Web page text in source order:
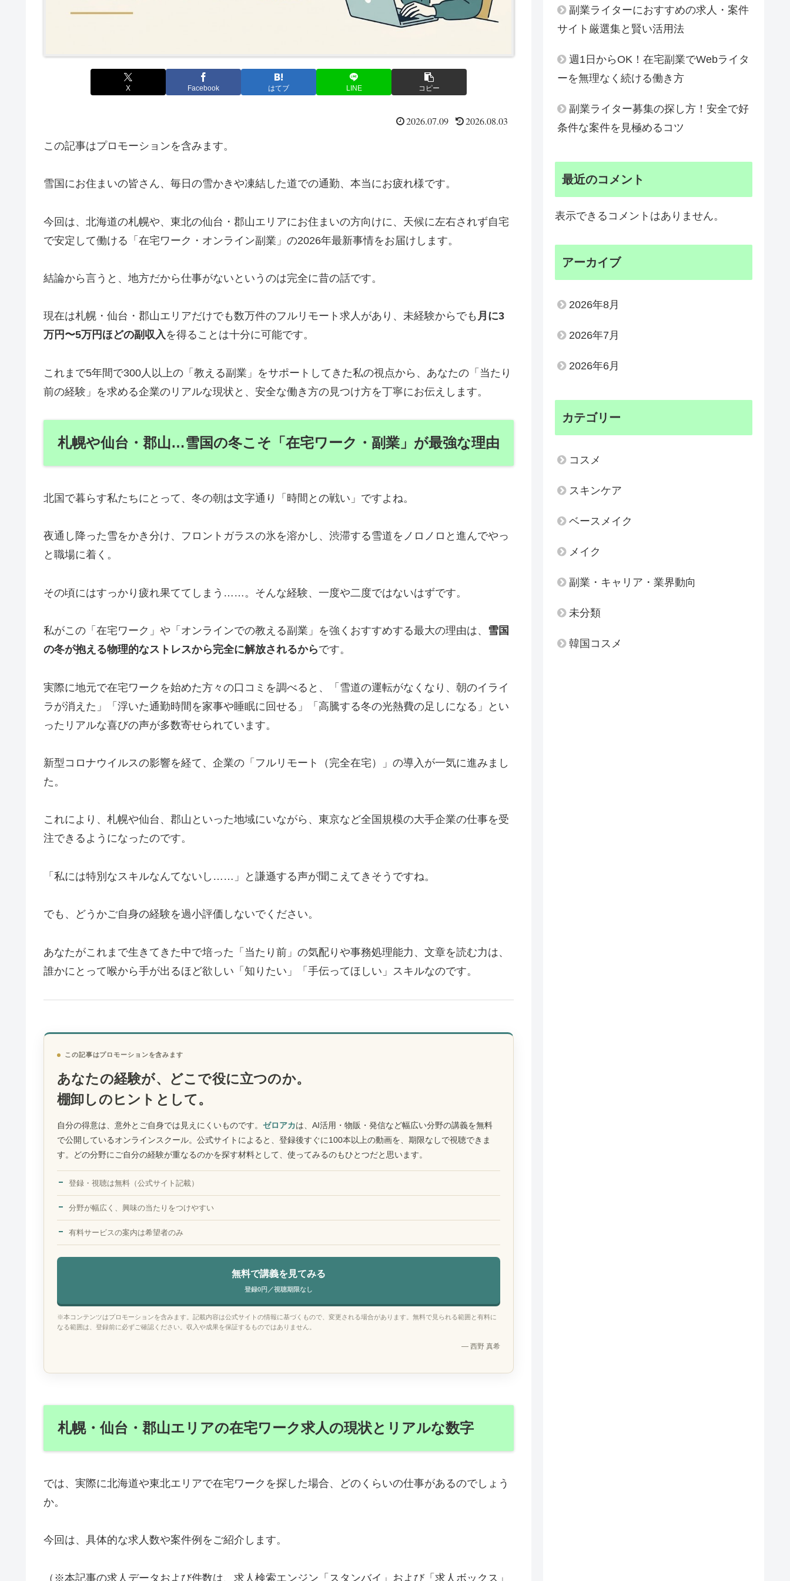
X Facebook はてブ LINE コピー
2026.07.09 2026.08.03
この記事はプロモーションを含みます。
雪国にお住まいの皆さん、毎日の雪かきや凍結した道での通勤、本当にお疲れ様です。
今回は、北海道の札幌や、東北の仙台・郡山エリアにお住まいの方向けに、天候に左右されず自宅
で安定して働ける「在宅ワーク・オンライン副業」の2026年最新事情をお届けします。
結論から言うと、地方だから仕事がないというのは完全に昔の話です。
現在は札幌・仙台・郡山エリアだけでも数万件のフルリモート求人があり、未経験からでも 月に3
万円〜5万円ほどの副収入を得ることは十分に可能です。
これまで5年間で300人以上の「教える副業」をサポートしてきた私の視点から、あなたの「当たり
前の経験」を求める企業のリアルな現状と、安全な働き方の見つけ方を丁寧にお伝えします。
札幌や仙台・郡山…雪国の冬こそ「在宅ワーク・副業」が最強な理由
北国で暮らす私たちにとって、冬の朝は文字通り「時間との戦い」ですよね。
夜通し降った雪をかき分け、フロントガラスの氷を溶かし、渋滞する雪道をノロノロと進んでやっ
と職場に着く。
その頃にはすっかり疲れ果ててしまう……。そんな経験、一度や二度ではないはずです。
私がこの「在宅ワーク」や「オンラインでの教える副業」を強くおすすめする最大の理由は、 雪国
の冬が抱える物理的なストレスから完全に解放されるからです。
実際に地元で在宅ワークを始めた方々の口コミを調べると、「雪道の運転がなくなり、朝のイライ
ラが消えた」「浮いた通勤時間を家事や睡眠に回せる」「高騰する冬の光熱費の足しになる」とい
ったリアルな喜びの声が多数寄せられています。
新型コロナウイルスの影響を経て、企業の「フルリモート（完全在宅）」の導入が一気に進みまし
た。
これにより、札幌や仙台、郡山といった地域にいながら、東京など全国規模の大手企業の仕事を受
注できるようになったのです。
「私には特別なスキルなんてないし……」と謙遜する声が聞こえてきそうですね。
でも、どうかご自身の経験を過小評価しないでください。
あなたがこれまで生きてきた中で培った「当たり前」の気配りや事務処理能力、文章を読む力は、
誰かにとって喉から手が出るほど欲しい「知りたい」「手伝ってほしい」スキルなのです。
この記事はプロモーションを含みます
あなたの経験が、どこで役に立つのか。
棚卸しのヒントとして。
自分の得意は、意外とご自身では見えにくいものです。 ゼロアカは、AI活用・物販・発信など幅広い分野の講義を無料
で公開しているオンラインスクール。公式サイトによると、登録後すぐに100本以上の動画を、期限なしで視聴できま
す。どの分野にご自分の経験が重なるのかを探す材料として、使ってみるのもひとつだと思います。
登録・視聴は無料（公式サイト記載）
分野が幅広く、興味の当たりをつけやすい
有料サービスの案内は希望者のみ
無料で講義を見てみる
登録0円／視聴期限なし
※本コンテンツはプロモーションを含みます。記載内容は公式サイトの情報に基づくもので、変更される場合があります。無料で見られる範囲と有料に
なる範囲は、登録前に必ずご確認ください。収入や成果を保証するものではありません。
— 西野 真希
札幌・仙台・郡山エリアの在宅ワーク求人の現状とリアルな数字
では、実際に北海道や東北エリアで在宅ワークを探した場合、どのくらいの仕事があるのでしょう
か。
今回は、具体的な求人数や案件例をご紹介します。
（※本記事の求人データおよび件数は、求人検索エンジン「スタンバイ」および「求人ボックス」
副業ライターにおすすめの求人・案件
サイト厳選集と賢い活用法
週1日からOK！在宅副業でWebライタ
ーを無理なく続ける働き方
副業ライター募集の探し方！安全で好
条件な案件を見極めるコツ
最近のコメント
表示できるコメントはありません。
アーカイブ
2026年8月
2026年7月
2026年6月
カテゴリー
コスメ
スキンケア
ベースメイク
メイク
副業・キャリア・業界動向
未分類
韓国コスメ